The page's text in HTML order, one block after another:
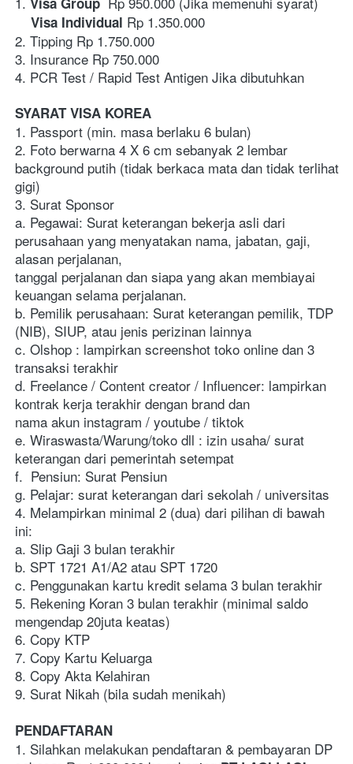
    Visa Individual
Rp 1.350.000
2. Tipping Rp 1.750.000
3. Insurance Rp 750.000
4. PCR Test / Rapid Test Antigen Jika dibutuhkan
SYARAT VISA KOREA
1. Passport (min. masa berlaku 6 bulan)
2. Foto berwarna 4 X 6 cm sebanyak 2 lembar
background putih (tidak berkaca mata dan tidak terlihat
gigi)
3. Surat Sponsor
a. Pegawai: Surat keterangan bekerja asli dari
perusahaan yang menyatakan nama, jabatan, gaji,
alasan perjalanan,
tanggal perjalanan dan siapa yang akan membiayai
keuangan selama perjalanan.
b. Pemilik perusahaan: Surat keterangan pemilik, TDP
(NIB), SIUP, atau jenis perizinan lainnya
c. Olshop : lampirkan screenshot toko online dan 3
transaksi terakhir
d. Freelance / Content creator / Influencer: lampirkan
kontrak kerja terakhir dengan brand dan
nama akun instagram / youtube / tiktok
e. Wiraswasta/Warung/toko dll : izin usaha/ surat
keterangan dari pemerintah setempat
f.  Pensiun: Surat Pensiun
g. Pelajar: surat keterangan dari sekolah / universitas
4. Melampirkan minimal 2 (dua) dari pilihan di bawah
ini:
a. Slip Gaji 3 bulan terakhir
b. SPT 1721 A1/A2 atau SPT 1720
c. Penggunakan kartu kredit selama 3 bulan terakhir
5. Rekening Koran 3 bulan terakhir (minimal saldo
mengendap 20juta keatas)
6. Copy KTP
7. Copy Kartu Keluarga
8. Copy Akta Kelahiran
9. Surat Nikah (bila sudah menikah)
PENDAFTARAN
1. Silahkan melakukan pendaftaran & pembayaran DP